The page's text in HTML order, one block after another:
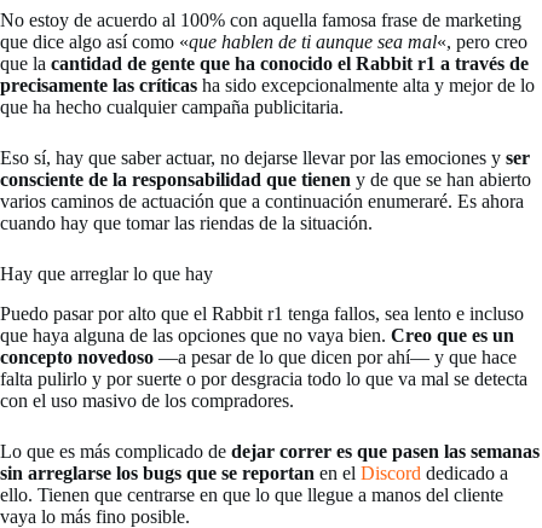
No estoy de acuerdo al 100% con aquella famosa frase de marketing
que dice algo así como «que hablen de ti aunque sea mal«, pero creo
que la cantidad de gente que ha conocido el Rabbit r1 a través de
precisamente las críticas ha sido excepcionalmente alta y mejor de lo
que ha hecho cualquier campaña publicitaria.
Eso sí, hay que saber actuar, no dejarse llevar por las emociones y ser
consciente de la responsabilidad que tienen y de que se han abierto
varios caminos de actuación que a continuación enumeraré. Es ahora
cuando hay que tomar las riendas de la situación.
Hay que arreglar lo que hay
Puedo pasar por alto que el Rabbit r1 tenga fallos, sea lento e incluso
que haya alguna de las opciones que no vaya bien. Creo que es un
concepto novedoso —a pesar de lo que dicen por ahí— y que hace
falta pulirlo y por suerte o por desgracia todo lo que va mal se detecta
con el uso masivo de los compradores.
Lo que es más complicado de dejar correr es que pasen las semanas
sin arreglarse los bugs que se reportan en el Discord dedicado a
ello. Tienen que centrarse en que lo que llegue a manos del cliente
vaya lo más fino posible.